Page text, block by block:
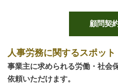
顧問契
人事労務に関するスポッ
事業主に求められる労働・社会
依頼いただけます。